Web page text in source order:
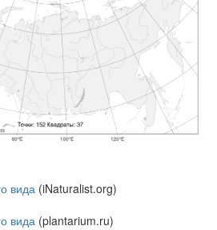
вида (iNaturalist.org)
вида (plantarium.ru)